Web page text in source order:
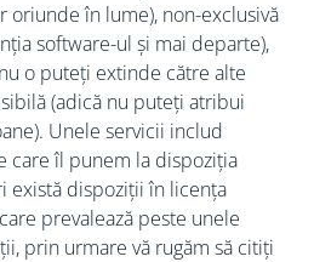
oriunde în lume), non-exclusivă
software-ul și mai departe),
o puteți extinde către alte
(adică nu puteți atribui
Unele servicii includ
care îl punem la dispoziția
există dispoziții în licența
prevalează peste unele
prin urmare vă rugăm să citiți